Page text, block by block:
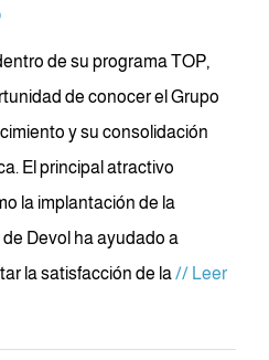
de su programa TOP,
de conocer el Grupo
y su consolidación
El principal atractivo
la implantación de la
Devol ha ayudado a
la satisfacción de la// Leer